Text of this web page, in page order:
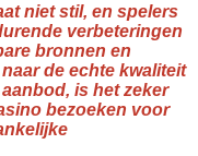
niet stil, en spelers
verbeteringen
bronnen en
de echte kwaliteit
is het zeker
bezoeken voor